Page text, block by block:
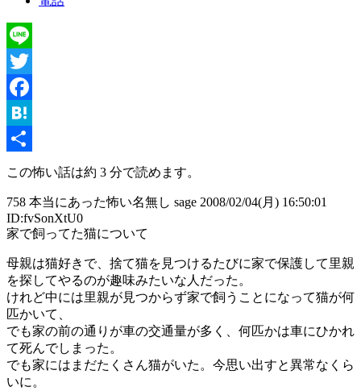
Line
Twitter
Facebook
Hatena
この怖い話は約 3 分で読めます。
758 本当にあった怖い名無し sage 2008/02/04(月) 16:50:01
ID:fvSonXtU0
家で飼ってた猫について
母親は猫好きで、捨て猫を見つけるたびに家で保護して里親
を探してやるのが趣味みたいな人だった。
けれど中には里親が見つからず家で飼うことになって猫が何
匹かいて、
でも家の前の通りが車の交通量が多く、何匹かは車にひかれ
て死んでしまった。
でも家にはまだたくさん猫がいた。今思い出すと異常なくら
いに。